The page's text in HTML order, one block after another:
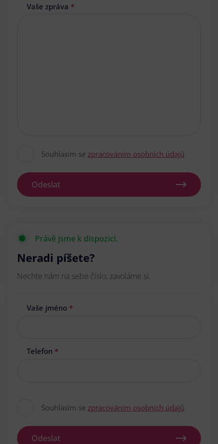
Vaše zpráva *
Souhlasím se zpracováním osobních údajů
Odeslat
Právě jsme k dispozici.
Neradi píšete?
Nechte nám na sebe číslo, zavoláme si.
Vaše jméno *
Telefon *
Souhlasím se zpracováním osobních údajů
Odeslat